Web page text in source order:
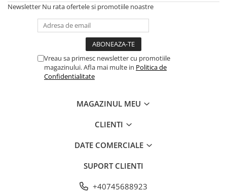
Newsletter Nu rata ofertele si promotiile noastre
Vreau sa primesc newsletter cu promotiile
magazinului. Afla mai multe in Politica de
Confidentialitate
MAGAZINUL MEU
CLIENTI
DATE COMERCIALE
SUPORT CLIENTI
+40745688923